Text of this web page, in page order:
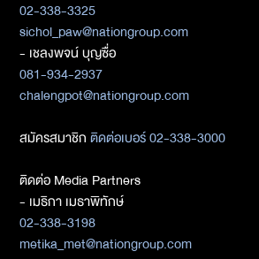
02-338-3325
sichol_paw@nationgroup.com
- เชลงพจน์ บุญซื่อ
081-934-2937
chalengpot@nationgroup.com
สมัครสมาชิกติดต่อเบอร์ 02-338-3000
ติดต่อ Media Partners
- เมธิกา เมธาพิทักษ์
02-338-3198
metika_met@nationgroup.com